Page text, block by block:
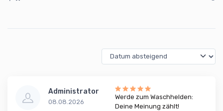
Administrator
08.08.2026
Werde zum Waschhelden:
Deine Meinung zählt!